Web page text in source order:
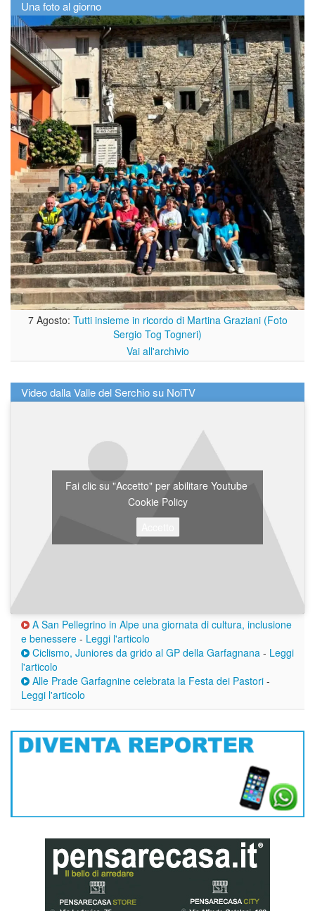
Una foto al giorno
7 Agosto: Tutti insieme in ricordo di Martina Graziani (Foto
Sergio Tog Togneri)
Vai all'archivio
Video dalla Valle del Serchio su NoiTV
Fai clic su "Accetto" per abilitare Youtube
Cookie Policy
A San Pellegrino in Alpe una giornata di cultura, inclusione
e benessere - Leggi l'articolo
Ciclismo, Juniores da grido al GP della Garfagnana - Leggi
l'articolo
Alle Prade Garfagnine celebrata la Festa dei Pastori -
Leggi l'articolo